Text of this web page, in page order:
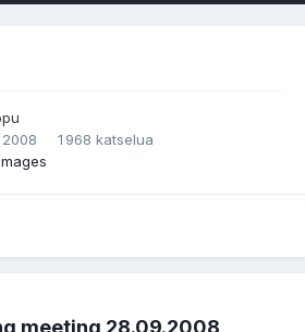
1 968 katselua
meeting 28.09.2008